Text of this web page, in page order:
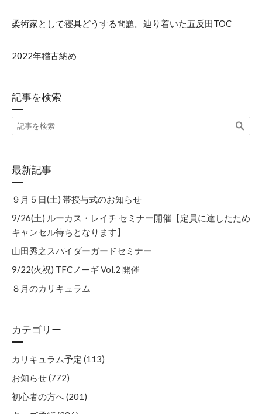
柔術家として寝具どうする問題。辿り着いた五反田TOC
2022年稽古納め
記事を検索
最新記事
９月５日(土) 帯授与式のお知らせ
9/26(土) ルーカス・レイチ セミナー開催【定員に達したため
キャンセル待ちとなります】
山田秀之スパイダーガードセミナー
9/22(火祝) TFCノーギ Vol.2 開催
８月のカリキュラム
カテゴリー
カリキュラム予定 (113)
お知らせ (772)
初心者の方へ (201)